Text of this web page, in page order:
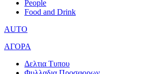
People
Food and Drink
AUTO
ΑΓΟΡΑ
Δελτια Τυπου